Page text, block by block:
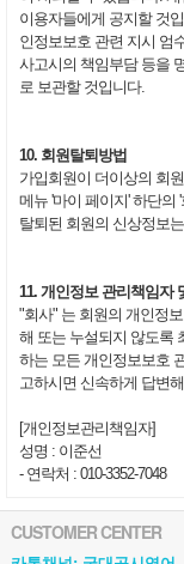
이용자들에게 공지할 것
인정보보호 관련 지시 엄
사고시의 책임부담 등을
로 보관할 것입니다.
10. 회원탈퇴방법
가입회원이 더이상의 회
메뉴 '마이 페이지' 하단의
탈퇴된 회원의 신상정보
11. 개인정보 관리책임자
"회사" 는 회원의 개인정
해 또는 누설되지 않도록
하는 모든 개인정보보호
고하시면 신속하게 답변
[개인정보관리책임자]
성명 : 이준선
- 연락처 : 010-3352-7048
CUSTOMER CENTER